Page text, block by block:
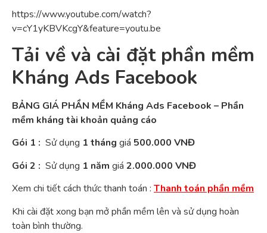
https://www.youtube.com/watch?
v=cY1yKBVKcgY&feature=youtu.be
Tải về và cài đặt phần mềm
Kháng Ads Facebook
BẢNG GIÁ PHẦN MỀM Kháng Ads Facebook – Phần
mềm kháng tài khoản quảng cáo
Gói 1 : Sử dụng 1 tháng giá 500.000 VNĐ
Gói 2 : Sử dụng 1 năm giá 2.000.000 VNĐ
Xem chi tiết cách thức thanh toán : Thanh toán phần mềm
Khi cài đặt xong bạn mở phần mềm lên và sử dụng hoàn
toàn bình thường.